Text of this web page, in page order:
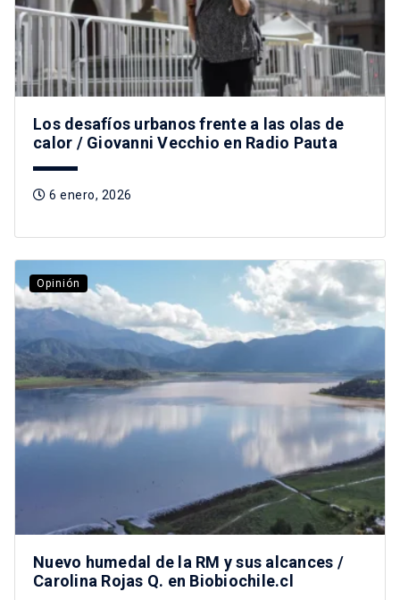
Los desafíos urbanos frente a las olas de
calor / Giovanni Vecchio en Radio Pauta
6 enero, 2026
Opinión
Nuevo humedal de la RM y sus alcances /
Carolina Rojas Q. en Biobiochile.cl